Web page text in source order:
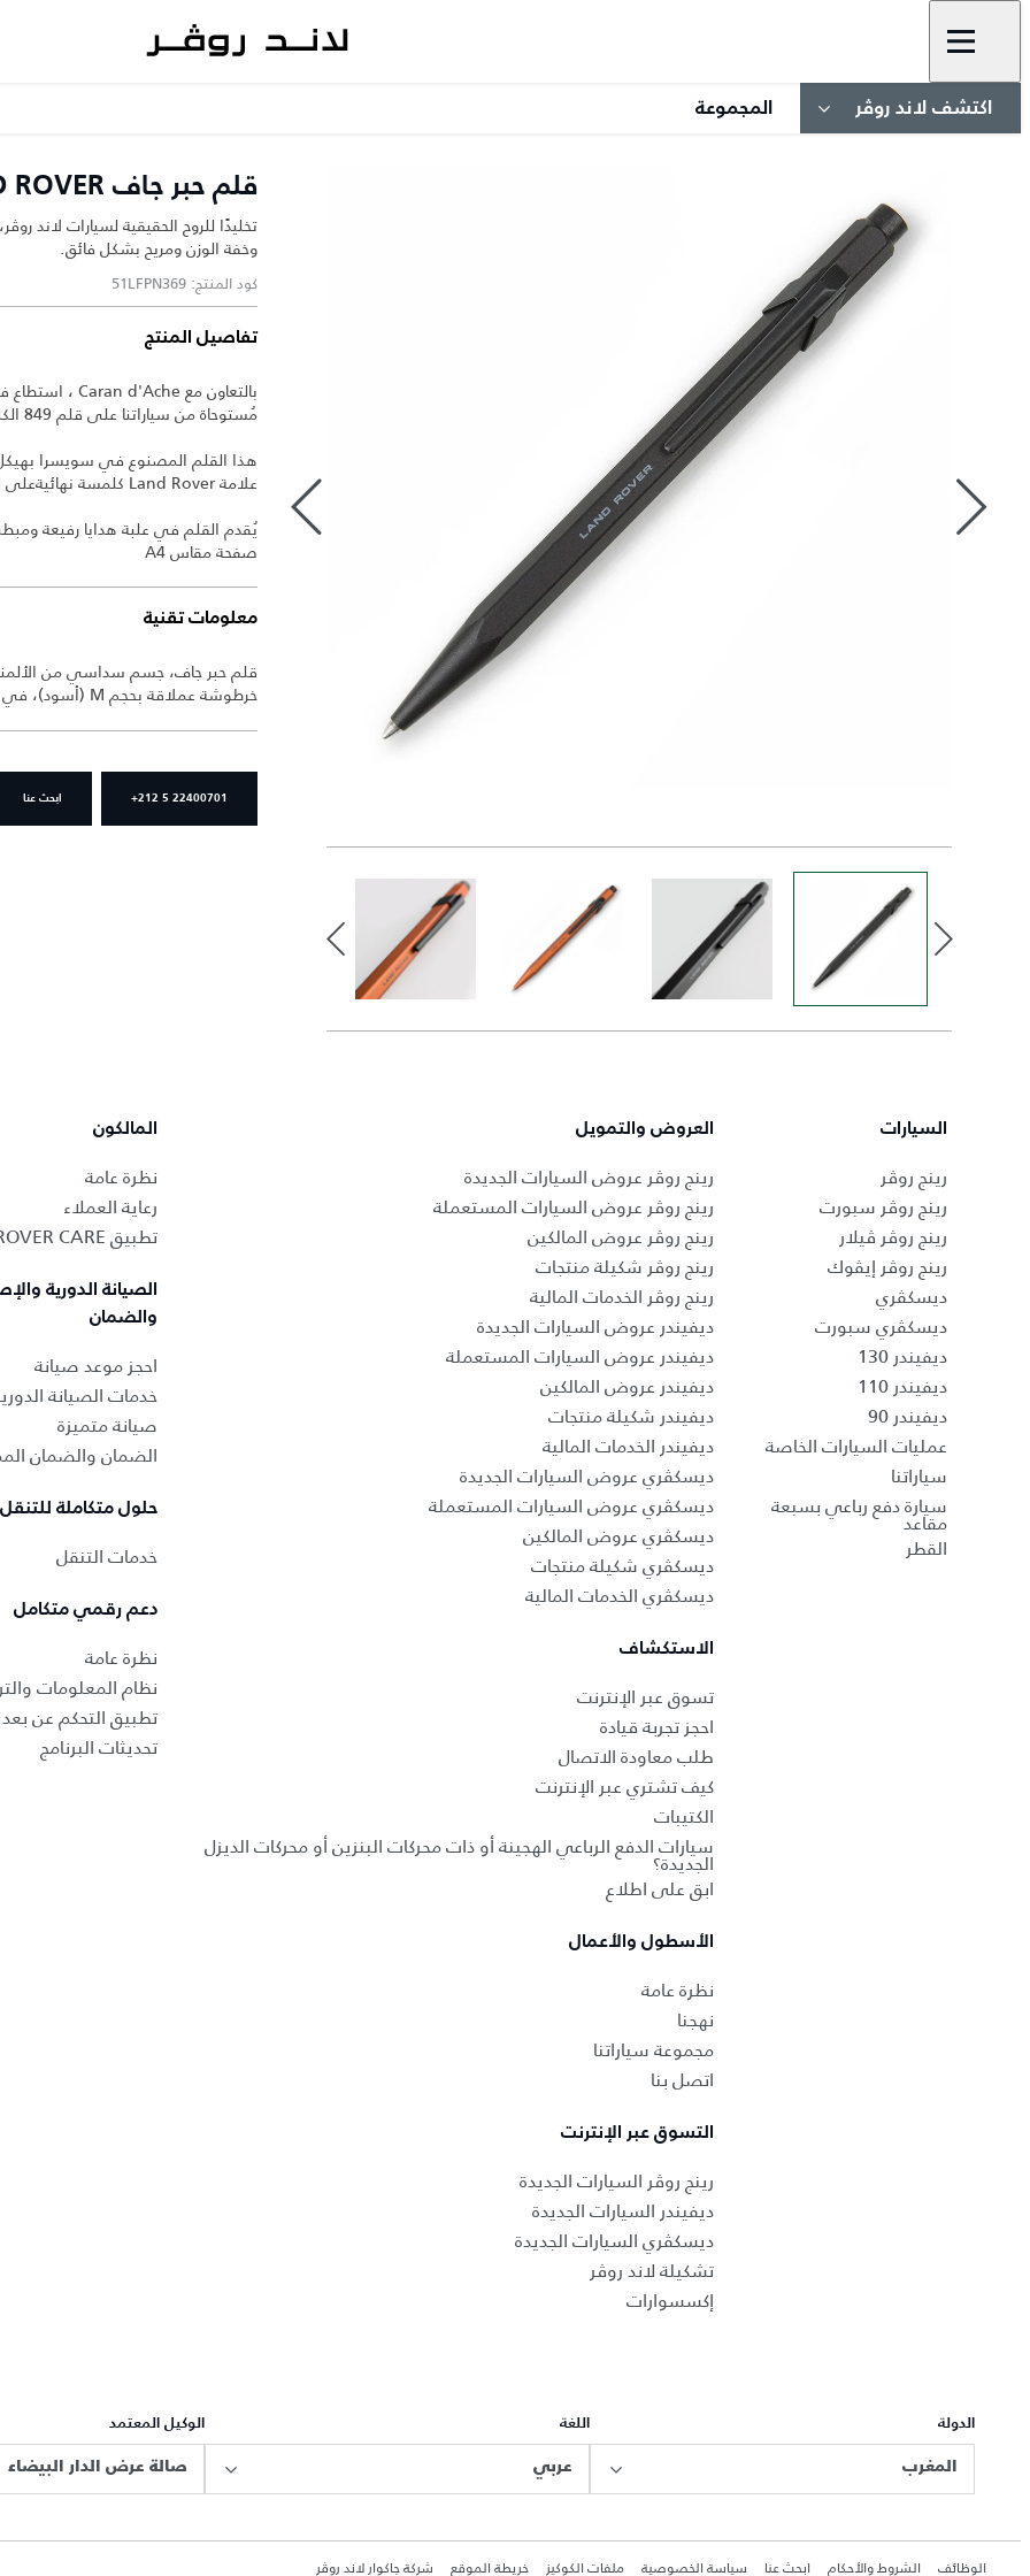
اكتشف لاند روڤر المجموعة
قلم حبر جاف CARAN D'ACHE FOR LAND ROVER
تخليدًا للروح الحقيقية لسيارات لاند
وخفة الوزن ومريح بشكل فائق.
كود المنتج: 51LFPN369
تفاصيل المنتج
مُستوحاة من سياراتنا على قلم 849 الكلاسيكي لإنشاء نسخة جديدة حصرية.
هذا القلم المصنوع في سويسرا
علامة Land Rover كلمسة نهائيةعلى الجسم والتصميم "الحزمة السوداء".
صفحة مقاس A4
معلومات تقنية
قلم حبر جاف، جسم سداسي من
خرطوشة عملاقة بحجم M (أسود)، في علبة معدنية.
+212 5 22400701 ابحث عنا
السيارات
رينج روڤر
رينج روڤر سبورت
رينج روڤر ڤيلار
رينج روڤر إيڤوك
ديسكڤري
ديسكڤري سبورت
ديفيندر 130
ديفيندر 110
ديفيندر 90
عمليات السيارات الخاصة
سياراتنا
سيارة دفع رباعي بسبعة
مقاعد
القطر
العروض والتمويل
رينج روڤر عروض السيارات الجديدة
رينج روڤر عروض السيارات المستعملة
رينج روڤر عروض المالكين
رينج روڤر شكيلة منتجات
رينج روڤر الخدمات المالية
ديفيندر عروض السيارات الجديدة
ديفيندر عروض السيارات المستعملة
ديفيندر عروض المالكين
ديفيندر شكيلة منتجات
ديفيندر الخدمات المالية
ديسكڤري عروض السيارات الجديدة
ديسكڤري عروض السيارات المستعملة
ديسكڤري عروض المالكين
ديسكڤري شكيلة منتجات
ديسكڤري الخدمات المالية
الاستكشاف
تسوق عبر الإنترنت
احجز تجربة قيادة
طلب معاودة الاتصال
كيف تشتري عبر الإنترنت
الكتيبات
سيارات الدفع الرباعي الهجينة أو ذات محركات البنزين أو محركات الديزل
الجديدة؟
ابق على اطلاع
الأسطول والأعمال
نظرة عامة
نهجنا
مجموعة سياراتنا
اتصل بنا
التسوق عبر الإنترنت
رينج روڤر السيارات الجديدة
ديفيندر السيارات الجديدة
ديسكڤري السيارات الجديدة
تشكيلة لاند روڤر
إكسسوارات
المالكون
نظرة عامة
رعاية العملاء
تطبيق LAND ROVER CARE
الصيانة الدورية
والضمان
احجز موعد صيانة
خدمات الصيانة
صيانة متميزة
الضمان والضمان
حلول متكاملة للتنقل
خدمات التنقل
دعم رقمي متكامل
نظرة عامة
نظام المعلومات
تطبيق التحكم عن بعد
تحديثات البرنامج
الدولة
المغرب
اللغة
عربي
الوكيل المعتمد
صالة عرض الدار البيضاء
الوظائف الشروط والأحكام ابحث عنا سياسة الخصوصية ملفات الكوكيز خريطة الموقع شركة جاكوار لاند روڤر